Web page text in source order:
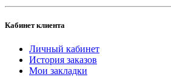
Кабинет клиента
Личный кабинет
История заказов
Мои закладки